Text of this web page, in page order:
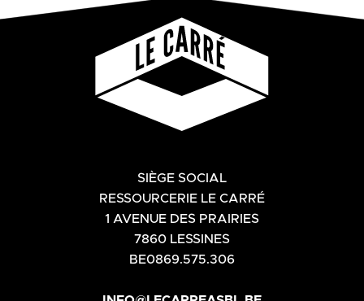
SIÈGE SOCIAL
RESSOURCERIE LE CARRÉ
1 AVENUE DES PRAIRIES
7860 LESSINES
BE0869.575.306